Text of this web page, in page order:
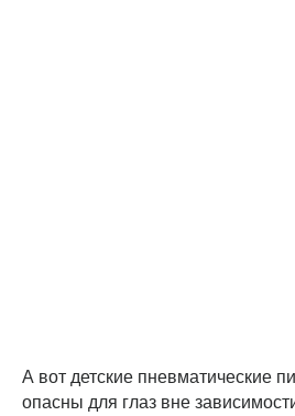
А вот детские пневматические
опасны для глаз вне